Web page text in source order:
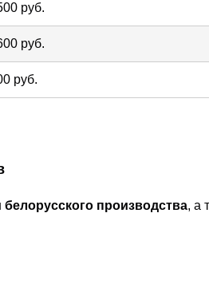
руб.
руб.
руб.
белорусского производства, а